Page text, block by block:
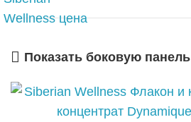
Показать боковую панель